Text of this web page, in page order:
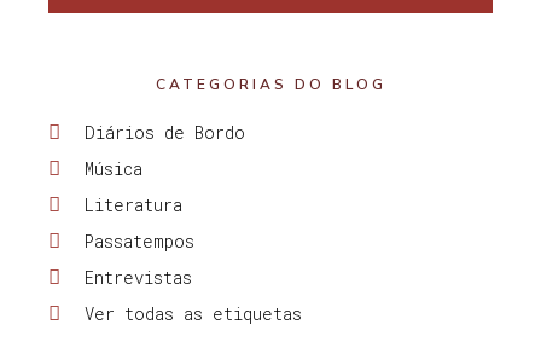
CATEGORIAS DO BLOG
Diários de Bordo
Música
Literatura
Passatempos
Entrevistas
Ver todas as etiquetas